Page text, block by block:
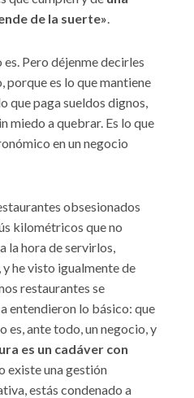
de la suerte».
Pero déjenme decirles
porque es lo que mantiene
que paga sueldos dignos,
miedo a quebrar. Es lo que
en un negocio
obsesionados
kilométricos que no
la hora de servirlos,
he visto igualmente de
restaurantes se
entendieron lo básico: que
es, ante todo, un negocio, y
es un cadáver con
existe una gestión
estás condenado a